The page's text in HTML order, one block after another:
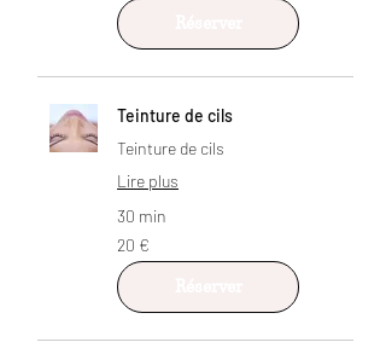
Teinture de cils
Teinture de cils
Lire plus
30 min
20
euros
20 €